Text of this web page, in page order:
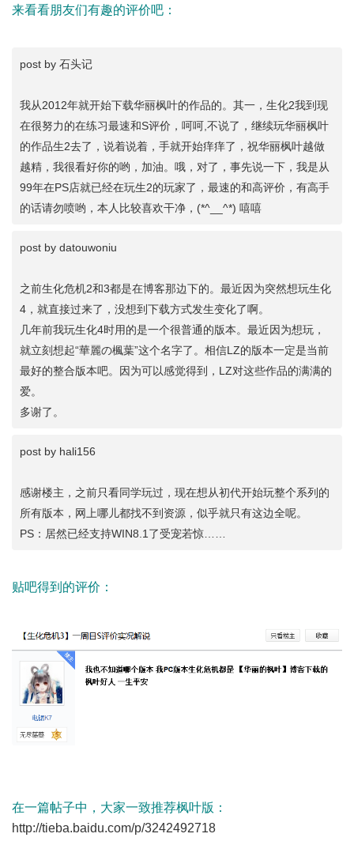
来看看朋友们有趣的评价吧：
post by 石头记
我从2012年就开始下载华丽枫叶的作品的。其一，生化2我到现
在很努力的在练习最速和S评价，呵呵,不说了，继续玩华丽枫叶
的作品生2去了，说着说着，手就开始痒痒了，祝华丽枫叶越做
越精，我很看好你的哟，加油。哦，对了，事先说一下，我是从
99年在PS店就已经在玩生2的玩家了，最速的和高评价，有高手
的话请勿喷哟，本人比较喜欢干净，(*^__^*) 嘻嘻
post by datouwoniu
之前生化危机2和3都是在博客那边下的。最近因为突然想玩生化
4，就直接过来了，没想到下载方式发生变化了啊。
几年前我玩生化4时用的是一个很普通的版本。最近因为想玩，
就立刻想起“華麗の楓葉”这个名字了。相信LZ的版本一定是当前
最好的整合版本吧。因为可以感觉得到，LZ对这些作品的满满的
爱。
多谢了。
post by hali156
感谢楼主，之前只看同学玩过，现在想从初代开始玩整个系列的
所有版本，网上哪儿都找不到资源，似乎就只有这边全呢。
PS：居然已经支持WIN8.1了受宠若惊……
贴吧得到的评价：
在一篇帖子中，大家一致推荐枫叶版：
http://tieba.baidu.com/p/3242492718